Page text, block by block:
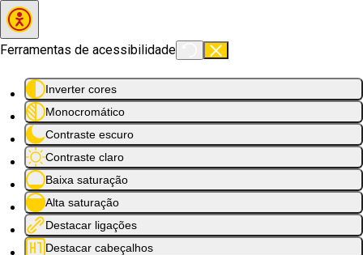
Ferramentas de acessibilidade
Inverter cores
Monocromático
Contraste escuro
Contraste claro
Baixa saturação
Alta saturação
Destacar ligações
Destacar cabeçalhos
Saltar para o conteúdo principal